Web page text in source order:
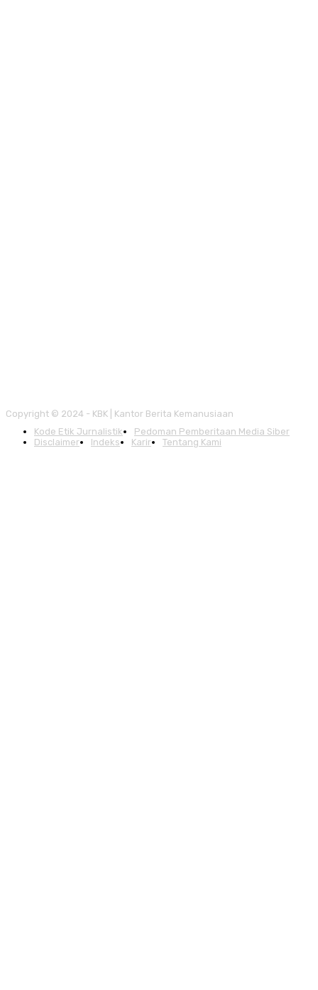
Copyright © 2024 - KBK | Kantor Berita Kemanusiaan
Kode Etik Jurnalistik
Pedoman Pemberitaan Media Siber
Disclaimer
Indeks Karir Tentang Kami